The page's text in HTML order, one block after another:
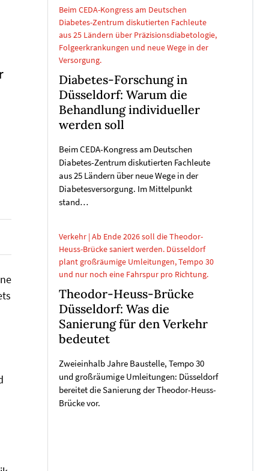
Beim CEDA-Kongress am Deutschen
Diabetes-Zentrum diskutierten Fachleute
aus 25 Ländern über Präzisionsdiabetologie,
Folgeerkrankungen und neue Wege in der
Versorgung.
Diabetes-Forschung in
Düsseldorf: Warum die
Behandlung individueller
werden soll
Beim CEDA-Kongress am Deutschen
Diabetes-Zentrum diskutierten Fachleute
aus 25 Ländern über neue Wege in der
Diabetesversorgung. Im Mittelpunkt
stand…
Verkehr | Ab Ende 2026 soll die Theodor-
Heuss-Brücke saniert werden. Düsseldorf
plant großräumige Umleitungen, Tempo 30
und nur noch eine Fahrspur pro Richtung.
Theodor-Heuss-Brücke
Düsseldorf: Was die
Sanierung für den Verkehr
bedeutet
Zweieinhalb Jahre Baustelle, Tempo 30
und großräumige Umleitungen: Düsseldorf
bereitet die Sanierung der Theodor-Heuss-
Brücke vor.